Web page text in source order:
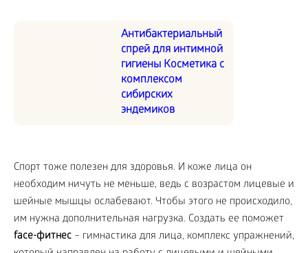
Антибактериальный
спрей для интимной
гигиены Косметика с
комплексом
сибирских
эндемиков
Спорт тоже полезен для здоровья. И коже лица он
необходим ничуть не меньше, ведь с возрастом лицевые и
шейные мышцы ослабевают. Чтобы этого не происходило,
им нужна дополнительная нагрузка. Создать ее поможет
face-фитнес – гимнастика для лица, комплекс упражнений,